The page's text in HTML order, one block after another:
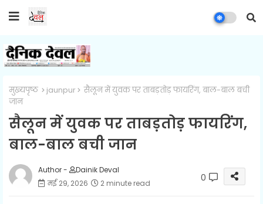
मुख्यपृष्ठ jaunpur
सैलून में युवक पर ताबड़तोड़ फायरिंग, बाल-बाल बची
जान
सैलून में युवक पर ताबड़तोड़ फायरिंग,
बाल-बाल बची जान
Author -
Dainik Deval
मई 29, 2026
2 minute read 0